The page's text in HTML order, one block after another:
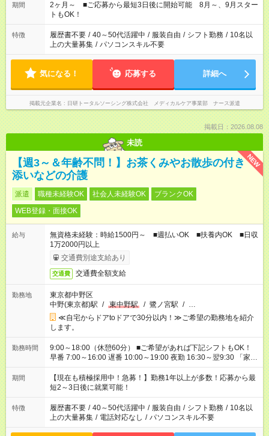
など、あなたのご希望に沿ったお仕事をご紹介します！ ※Wワ
ーク希望の方へ 今ご覧のお仕事で希望する勤務時間と、もう1つ
のお仕事の勤務時間。 合計で週40時間を超える場合は応募でき
ません
期間
2ヶ月～ ■ご応募から最短3日後に開始可能 8月～、9月スター
トもOK！
特徴 履歴書不要 / 40～50代活躍中 / 服装自由 / シフト勤務 / 10名以
上の大量募集 / パソコンスキル不要
気になる！ 応募する 詳細へ
掲載元企業名 日研トータルソーシング株式会社 メディカルケア事業部 ナース派遣
掲載日：2026.08.08
未読
NEW
【週3～＆年齢不問！】お茶くみやお散歩の付き
添いなどの介護
派遣 職種未経験OK 社会人未経験OK
ブランクOK
WEB登録・面接OK
給与
無資格未経験：時給1500円～ ■週払いOK ■扶養内OK ■日収
1万2000円以上
交通費別途支給あり
交通費 交通費全額支給
勤務地
東京都中野区
中野(東京都)駅 / 東中野駅 / 鷺ノ宮駅 / …
≪自宅からドアtoドアで30分以内！≫ご希望の勤務地を紹介
します。
勤務時間
9:00～18:00（休憩60分） ■ご希望があれば下記シフトもOK！
早番 7:00～16:00 遅番 10:00～19:00 夜勤 16:30～翌9:30 「家族
と休みを合わせたい」 「余裕を持って夕飯の準備がしたい」
「できれば残業はしたくない」 など、ご希望を教えてください
ね。 ※Wワーク希望の方へ 今ご覧のお仕事で希望する勤務時間
と、もう1つのお仕事の勤務時間。 合計で週40時間を超える場
合は応募できません。
期間
【現在も積極採用中！急募！】勤務1年以上が多数！応募から最
短2～3日後に就業可能！
特徴 履歴書不要 / 40～50代活躍中 / 服装自由 / シフト勤務 / 10名以
上の大量募集 / 電話対応なし / パソコンスキル不要